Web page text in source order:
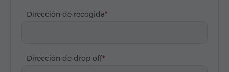
Dirección de recogida
Dirección de drop off